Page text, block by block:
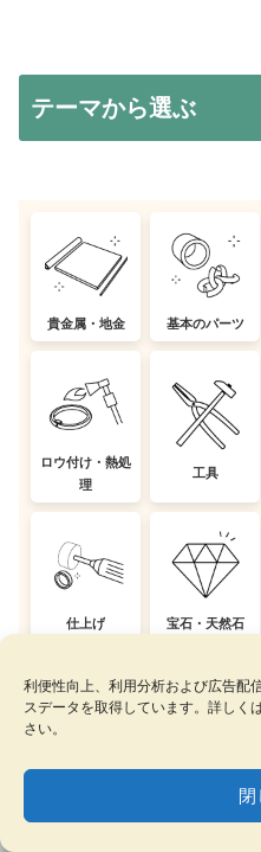
利便性向上、利用分析および広告配
スデータを取得しています。詳しく
さい。
閉
テーマから選ぶ
貴金属・地金 基本のパーツ
ロウ付け・熱処
理
工具
仕上げ 宝石・天然石